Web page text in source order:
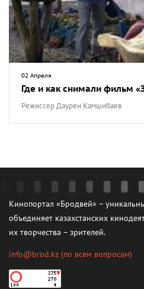
02 Апреля
Где и как снимали фильм
Режиссер Даурен Камшибаев
Кинопортал «Бродвей» –
объединяет казахстанских
их творчества – зрителей.
info@brod.kz (по всем вопросам)